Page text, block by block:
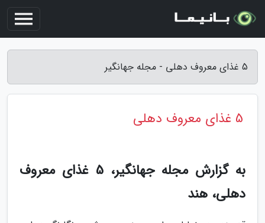
5 غذای معروف دهلی - مجله جهانگیر
5 غذای معروف دهلی
به گزارش مجله جهانگیر، 5 غذای معروف
دهلی، هند